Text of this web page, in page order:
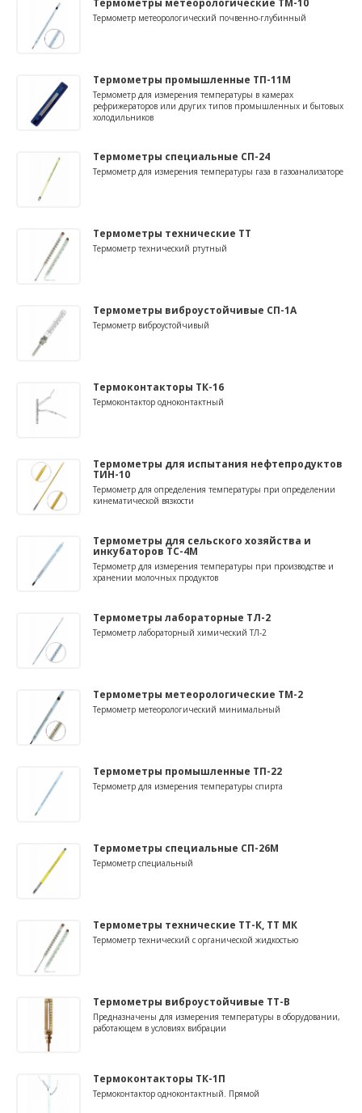
Термометры метеорологические ТМ-10
Термометр метеорологический почвенно-глубинный
Термометры промышленные ТП-11М
Термометр для измерения температуры в камерах
рефрижераторов или других типов промышленных и бытовых
холодильников
Термометры специальные СП-24
Термометр для измерения температуры газа в газоанализаторе
Термометры технические ТТ
Термометр технический ртутный
Термометры виброустойчивые СП-1А
Термометр виброустойчивый
Термоконтакторы ТК-16
Термоконтактор одноконтактный
Термометры для испытания нефтепродуктов
ТИН-10
Термометр для определения температуры при определении
кинематической вязкости
Термометры для сельского хозяйства и
инкубаторов ТС-4М
Термометр для измерения температуры при производстве и
хранении молочных продуктов
Термометры лабораторные ТЛ-2
Термометр лабораторный химический ТЛ-2
Термометры метеорологические ТМ-2
Термометр метеорологический минимальный
Термометры промышленные ТП-22
Термометр для измерения температуры спирта
Термометры специальные СП-26М
Термометр специальный
Термометры технические ТТ-К, ТТ МК
Термометр технический с органической жидкостью
Термометры виброустойчивые ТТ-В
Предназначены для измерения температуры в оборудовании,
работающем в условиях вибрации
Термоконтакторы ТК-1П
Термоконтактор одноконтактный. Прямой